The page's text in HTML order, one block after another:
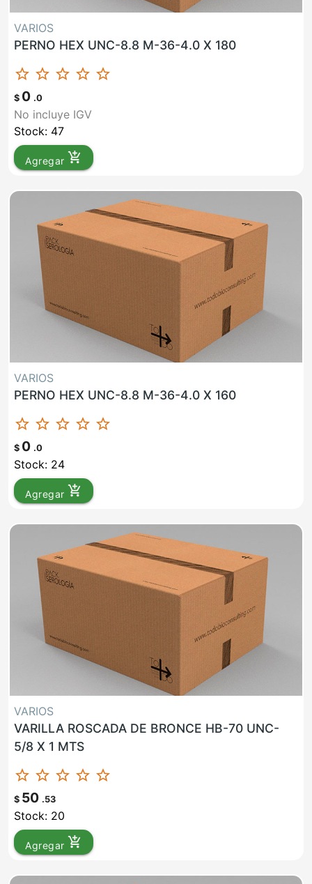
VARIOS
PERNO HEX UNC-8.8 M-36-4.0 X 180
star_border star_border star_border star_border star_border
$ 0 .0
No incluye IGV
Stock: 47
Agregar add_shopping_cart
VARIOS
PERNO HEX UNC-8.8 M-36-4.0 X 160
star_border star_border star_border star_border star_border
$ 0 .0
Stock: 24
Agregar add_shopping_cart
VARIOS
VARILLA ROSCADA DE BRONCE HB-70 UNC-
5/8 X 1 MTS
star_border star_border star_border star_border star_border
$ 50 .53
Stock: 20
Agregar add_shopping_cart